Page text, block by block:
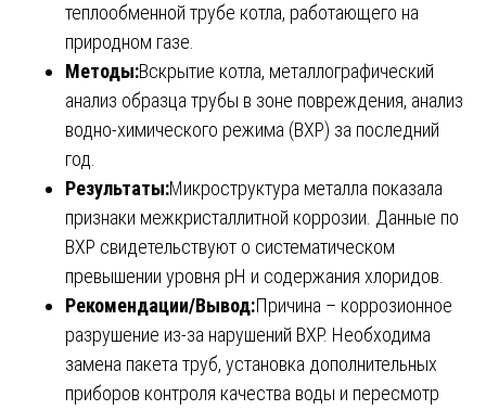
теплообменной трубе котла, работающего на
природном газе.
Методы:Вскрытие котла, металлографический
анализ образца трубы в зоне повреждения, анализ
водно-химического режима (ВХР) за последний
год.
Результаты:Микроструктура металла показала
признаки межкристаллитной коррозии. Данные по
ВХР свидетельствуют о систематическом
превышении уровня pH и содержания хлоридов.
Рекомендации/Вывод:Причина – коррозионное
разрушение из-за нарушений ВХР. Необходима
замена пакета труб, установка дополнительных
приборов контроля качества воды и пересмотр